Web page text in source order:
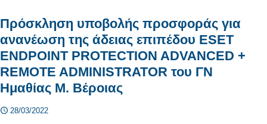
Πρόσκληση υποβολής προσφοράς για
ανανέωση της άδειας επιπέδου ESET
ENDPOINT PROTECTION ADVANCED +
REMOTE ADMINISTRATOR του ΓΝ
Ημαθίας Μ. Βέροιας
28/03/2022